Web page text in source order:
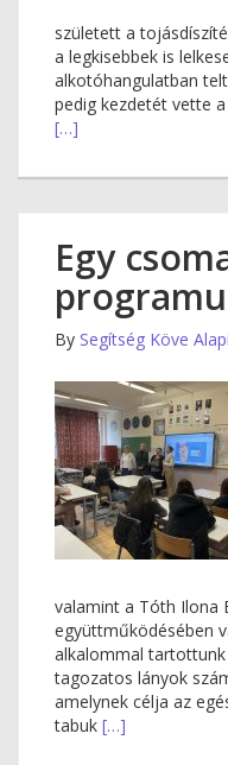
született a
a legkisebbek is
alkotóhangulatban
pedig kezdetét vette
[…]
Egy
By Segítség Köve
valamint a Tóth Ilona
együttműködésében
alkalommal
tagozatos lányok
amelynek célja az
tabuk […]